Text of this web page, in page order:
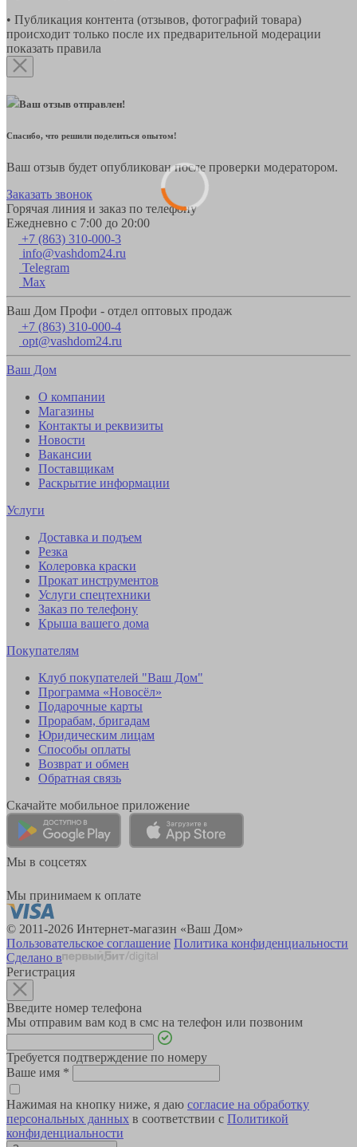
• Публикация контента (отзывов, фотографий товара)
происходит только после их предварительной модерации
показать правила
Ваш отзыв отправлен!
Спасибо, что решили поделиться опытом!
Ваш отзыв будет опубликован после проверки модератором.
Заказать звонок
Горячая линия и заказ по телефону
Ежедневно с 7:00 до 20:00
+7 (863) 310-000-3
info@vashdom24.ru
Telegram
Max
Ваш Дом Профи - отдел оптовых продаж
+7 (863) 310-000-4
opt@vashdom24.ru
Ваш Дом
О компании
Магазины
Контакты и реквизиты
Новости
Вакансии
Поставщикам
Раскрытие информации
Услуги
Доставка и подъем
Резка
Колеровка краски
Прокат инструментов
Услуги спецтехники
Заказ по телефону
Крыша вашего дома
Покупателям
Клуб покупателей "Ваш Дом"
Программа «Новосёл»
Подарочные карты
Прорабам, бригадам
Юридическим лицам
Способы оплаты
Возврат и обмен
Обратная связь
Скачайте мобильное приложение
Мы в соцсетях
Мы принимаем к оплате
© 2011-2026 Интернет-магазин «Ваш Дом»
Пользовательское соглашение Политика конфиденциальности
Сделано в
Регистрация
Введите номер телефона
Мы отправим вам код в смс на телефон или позвоним
Требуется подтверждение по номеру
Ваше имя *
Нажимая на кнопку ниже, я даю согласие на обработку
персональных данных в соответствии с Политикой
конфиденциальности